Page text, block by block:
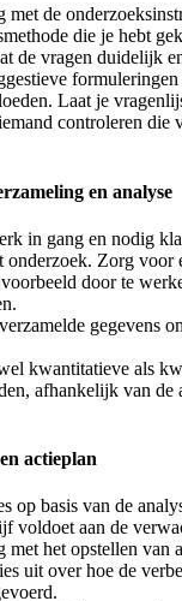
met de
die je hebt
de vragen duidelijk
Laat je
controleren die
en analyse
in gang en nodig
onderzoek. Zorg voor
door te
gegevens
kwantitatieve als
afhankelijk van de
actieplan
op basis van de
voldoet aan de
met het opstellen van
uit over hoe de